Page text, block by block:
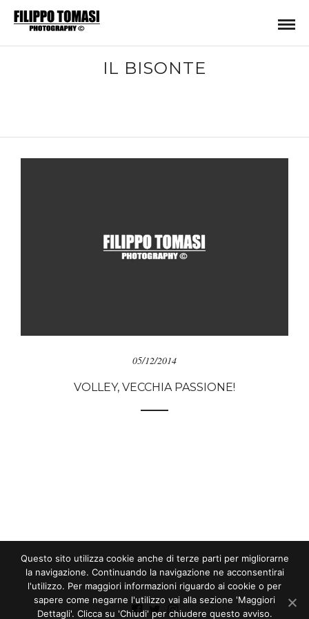
IL BISONTE
05/12/2014
VOLLEY, VECCHIA PASSIONE!
Questo sito utilizza cookie anche di terze parti per migliorarne
la navigazione. Continuando la navigazione ne acconsentirai
l'utilizzo. Per maggiori informazioni riguardo ai cookie o per
sapere come negarne l'utilizzo vai alla sezione 'Maggiori
Dettagli'. Clicca su 'Chiudi' per chiudere questo avviso.